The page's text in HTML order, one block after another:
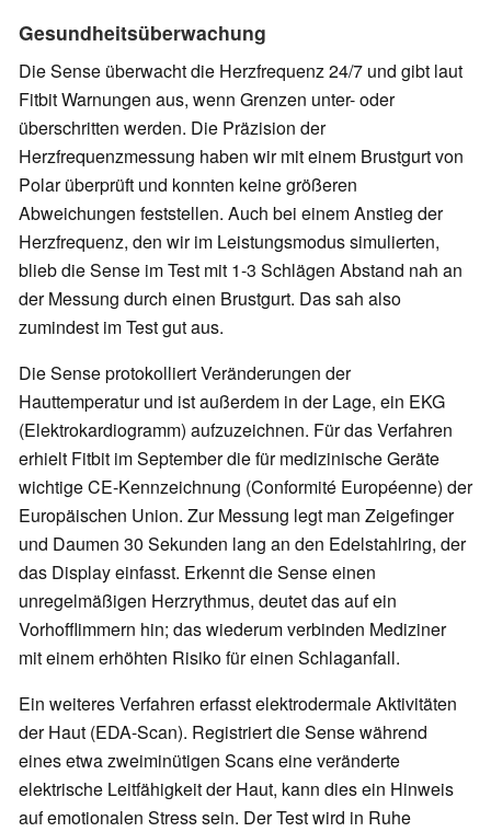
Gesundheitsüberwachung
Die Sense überwacht die Herzfrequenz 24/7 und gibt laut
Fitbit Warnungen aus, wenn Grenzen unter- oder
überschritten werden. Die Präzision der
Herzfrequenzmessung haben wir mit einem Brustgurt von
Polar überprüft und konnten keine größeren
Abweichungen feststellen. Auch bei einem Anstieg der
Herzfrequenz, den wir im Leistungsmodus simulierten,
blieb die Sense im Test mit 1-3 Schlägen Abstand nah an
der Messung durch einen Brustgurt. Das sah also
zumindest im Test gut aus.
Die Sense protokolliert Veränderungen der
Hauttemperatur und ist außerdem in der Lage, ein EKG
(Elektrokardiogramm) aufzuzeichnen. Für das Verfahren
erhielt Fitbit imSeptember die für medizinische Geräte
wichtige CE-Kennzeichnung (Conformité Européenne) der
Europäischen Union. Zur Messung legt man Zeigefinger
und Daumen 30 Sekunden lang an den Edelstahlring, der
das Display einfasst. Erkennt die Sense einen
unregelmäßigen Herzrythmus, deutet dasauf ein
Vorhofflimmern hin; das wiederum verbinden Mediziner
mit einem erhöhten Risiko für einen Schlaganfall.
Ein weiteres Verfahren erfasstelektrodermale Aktivitäten
der Haut (EDA-Scan). Registriert die Sense während
eines etwa zweiminütigen Scanseine veränderte
elektrische Leitfähigkeit der Haut, kann dies ein Hinweis
auf emotionalen Stress sein. Der Test wird in Ruhe